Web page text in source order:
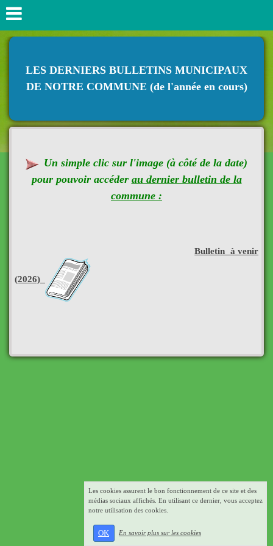
LES DERNIERS BULLETINS MUNICIPAUX
DE NOTRE COMMUNE (de l'année en cours)
Un simple clic sur l'image (à côté de la date)
pour pouvoir accéder au dernier bulletin de la
commune :
Bulletin à venir
(2026)
Les cookies assurent le bon fonctionnement de ce site et des
médias sociaux affichés. En utilisant ce dernier, vous acceptez
notre utilisation des cookies.
OK En savoir plus sur les cookies